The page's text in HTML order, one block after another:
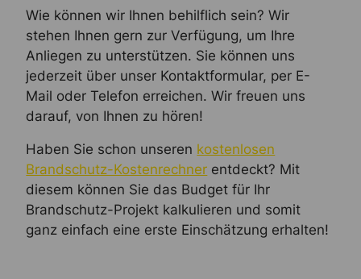
Wie können wir Ihnen behilflich sein? Wir
stehen Ihnen gern zur Verfügung, um Ihre
Anliegen zu unterstützen. Sie können uns
jederzeit über unser Kontaktformular, per E-
Mail oder Telefon erreichen. Wir freuen uns
darauf, von Ihnen zu hören!
Haben Sie schon unseren kostenlosen
Brandschutz-Kostenrechner entdeckt? Mit
diesem können Sie das Budget für Ihr
Brandschutz-Projekt kalkulieren und somit
ganz einfach eine erste Einschätzung erhalten!